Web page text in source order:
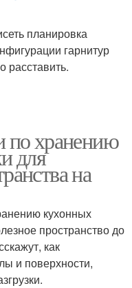
планировка
гарнитур
расставить.
по хранению
для
на
кухонных
пространство до
как
и поверхности,